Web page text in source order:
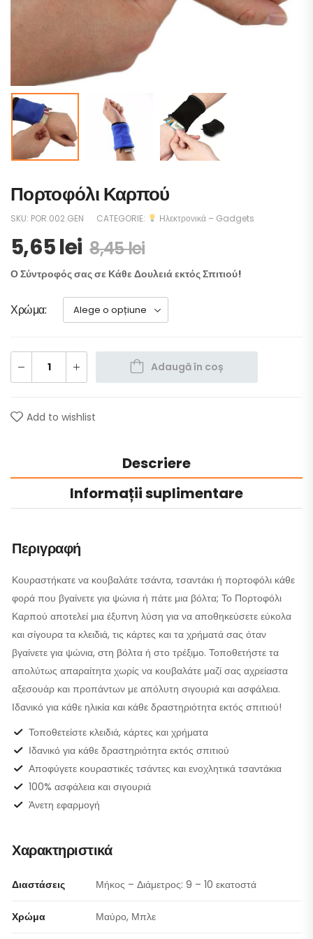
Πορτοφόλι Καρπού
SKU: POR.002.GEN CATEGORIE: Ηλεκτρονικά – Gadgets
5,65lei 8,45lei
Ο Σύντροφός σας σε Κάθε Δουλειά εκτός Σπιτιού!
Χρώμα
Adaugă în coș
Add to wishlist
Descriere
Informații suplimentare
Περιγραφή
Κουραστήκατε να κουβαλάτε τσάντα, τσαντάκι ή πορτοφόλι κάθε
φορά που βγαίνετε για ψώνια ή πάτε μια βόλτα; Το Πορτοφόλι
Καρπού αποτελεί μια έξυπνη λύση για να αποθηκεύσετε εύκολα
και σίγουρα τα κλειδιά, τις κάρτες και τα χρήματά σας όταν
βγαίνετε για ψώνια, στη βόλτα ή στο τρέξιμο. Τοποθετήστε τα
απολύτως απαραίτητα χωρίς να κουβαλάτε μαζί σας αχρείαστα
αξεσουάρ και προπάντων με απόλυτη σιγουριά και ασφάλεια.
Ιδανικό για κάθε ηλικία και κάθε δραστηριότητα εκτός σπιτιού!
Τοποθετείστε κλειδιά, κάρτες και χρήματα
Ιδανικό για κάθε δραστηριότητα εκτός σπιτιού
Αποφύγετε κουραστικές τσάντες και ενοχλητικά τσαντάκια
100% ασφάλεια και σιγουριά
Άνετη εφαρμογή
Χαρακτηριστικά
Διαστάσεις Μήκος – Διάμετρος: 9 – 10 εκατοστά
Χρώμα Μαύρο, Μπλε